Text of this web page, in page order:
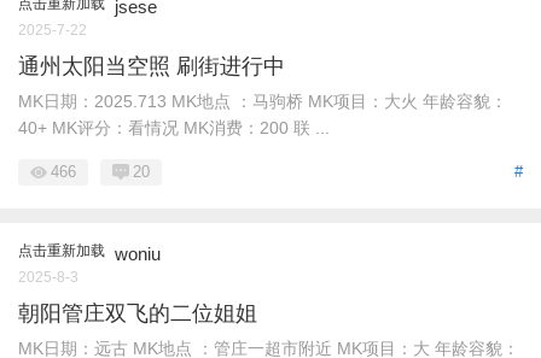
点击重新加载 jsese
2025-7-22
通州太阳当空照 刷街进行中
MK日期：2025.713 MK地点 ：马驹桥 MK项目：大火 年龄容貌：
40+ MK评分：看情况 MK消费：200 联 ...
#
466 20
点击重新加载 woniu
2025-8-3
朝阳管庄双飞的二位姐姐
MK日期：远古 MK地点 ：管庄一超市附近 MK项目：大 年龄容貌：